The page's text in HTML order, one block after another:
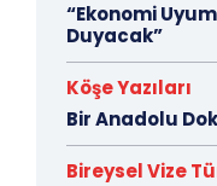
“Ekonomi
Duyacak”
Köşe Yazıları
Bir Anadolu
Bireysel Vize